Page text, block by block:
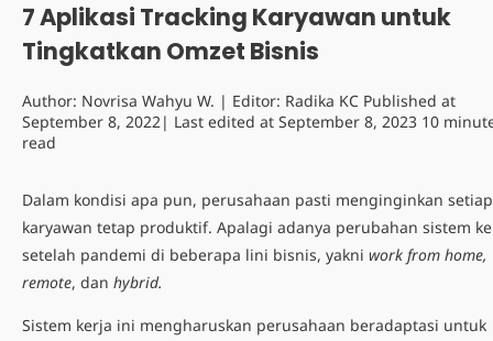
7 Aplikasi Tracking Karyawan untuk
Tingkatkan Omzet Bisnis
Author: Novrisa Wahyu W. | Editor: Radika KC Published at
September 8, 2022| Last edited at September 8, 2023 10
read
Dalam kondisi apa pun, perusahaan pasti menginginkan setiap
karyawan tetap produktif. Apalagi adanya perubahan sistem
setelah pandemi di beberapa lini bisnis, yakni work from home,
remote, dan hybrid.
Sistem kerja ini mengharuskan perusahaan beradaptasi untuk